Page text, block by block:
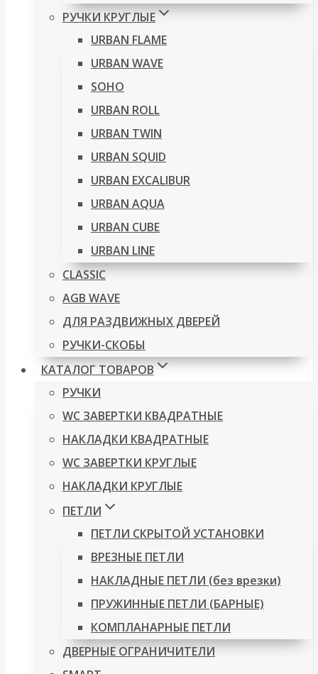
РУЧКИ КРУГЛЫЕ
URBAN FLAME
URBAN WAVE
SOHO
URBAN ROLL
URBAN TWIN
URBAN SQUID
URBAN EXCALIBUR
URBAN AQUA
URBAN CUBE
URBAN LINE
CLASSIC
AGB WAVE
ДЛЯ РАЗДВИЖНЫХ ДВЕРЕЙ
РУЧКИ-СКОБЫ
КАТАЛОГ ТОВАРОВ
РУЧКИ
WC ЗАВЕРТКИ КВАДРАТНЫЕ
НАКЛАДКИ КВАДРАТНЫЕ
WC ЗАВЕРТКИ КРУГЛЫЕ
НАКЛАДКИ КРУГЛЫЕ
ПЕТЛИ
ПЕТЛИ СКРЫТОЙ УСТАНОВКИ
ВРЕЗНЫЕ ПЕТЛИ
НАКЛАДНЫЕ ПЕТЛИ (без врезки)
ПРУЖИННЫЕ ПЕТЛИ (БАРНЫЕ)
КОМПЛАНАРНЫЕ ПЕТЛИ
ДВЕРНЫЕ ОГРАНИЧИТЕЛИ